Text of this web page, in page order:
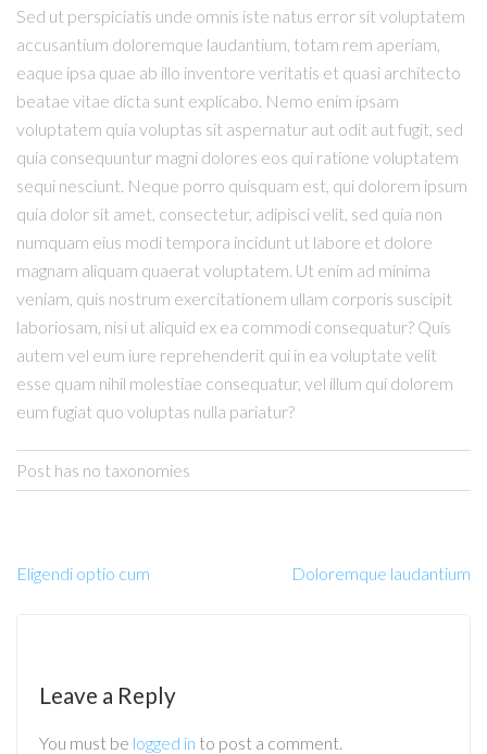
Sed ut perspiciatis unde omnis iste natus error sit voluptatem
accusantium doloremque laudantium, totam rem aperiam,
eaque ipsa quae ab illo inventore veritatis et quasi architecto
beatae vitae dicta sunt explicabo. Nemo enim ipsam
voluptatem quia voluptas sit aspernatur aut odit aut fugit, sed
quia consequuntur magni dolores eos qui ratione voluptatem
sequi nesciunt. Neque porro quisquam est, qui dolorem ipsum
quia dolor sit amet, consectetur, adipisci velit, sed quia non
numquam eius modi tempora incidunt ut labore et dolore
magnam aliquam quaerat voluptatem. Ut enim ad minima
veniam, quis nostrum exercitationem ullam corporis suscipit
laboriosam, nisi ut aliquid ex ea commodi consequatur? Quis
autem vel eum iure reprehenderit qui in ea voluptate velit
esse quam nihil molestiae consequatur, vel illum qui dolorem
eum fugiat quo voluptas nulla pariatur?
Post has no taxonomies
Eligendi optio cum Doloremque laudantium
Leave a Reply
You must be logged in to post a comment.